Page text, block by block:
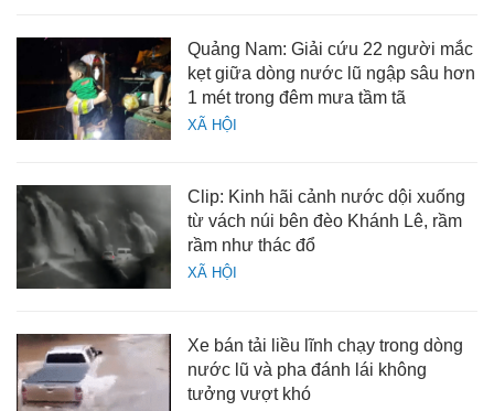
XÃ HỘI
Quảng Nam: Giải cứu 22 người mắc
kẹt giữa dòng nước lũ ngập sâu hơn
1 mét trong đêm mưa tầm tã
XÃ HỘI
Clip: Kinh hãi cảnh nước dội xuống
từ vách núi bên đèo Khánh Lê, rầm
rầm như thác đổ
Xe bán tải liều lĩnh chạy trong dòng
nước lũ và pha đánh lái không
tưởng vượt khó